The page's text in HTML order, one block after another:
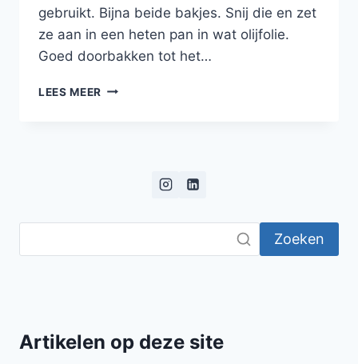
gebruikt. Bijna beide bakjes. Snij die en zet
ze aan in een heten pan in wat olijfolie.
Goed doorbakken tot het…
LEES MEER ROMIGE
Zoeken
Artikelen op deze site